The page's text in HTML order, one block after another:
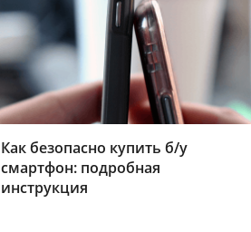
Как безопасно купить б/у
смартфон: подробная
инструкция